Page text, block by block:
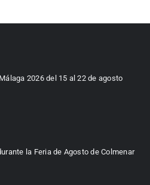
2026 del 15 al 22 de agosto
la Feria de Agosto de Colmenar